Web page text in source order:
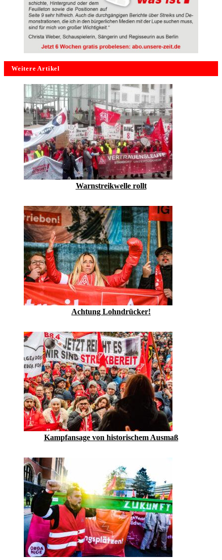
Weitere Artikel
Warnstreikwelle rollt
Achtung Lohndrücker!
Kampfansage von historischem Ausmaß